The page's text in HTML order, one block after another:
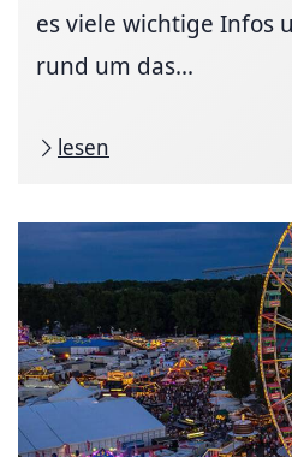
es viele wichtige Infos
rund um das...
lesen